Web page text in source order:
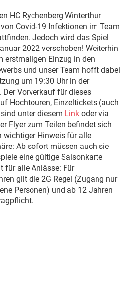
HC Rychenberg Winterthur
Covid-19 Infektionen im Team
Jedoch wird das Spiel
2022 verschoben! Weiterhin
erstmaligen Einzug in den
und unser Team hofft dabei
um 19:30 Uhr in der
Vorverkauf für dieses
Hochtouren, Einzeltickets (auch
unter diesem Link oder via
Flyer zum Teilen befindet sich
wichtiger Hinweis für alle
Ab sofort müssen auch sie
eine gültige Saisonkarte
für alle Anlässe: Für
gilt die 2G Regel (Zugang nur
Personen) und ab 12 Jahren